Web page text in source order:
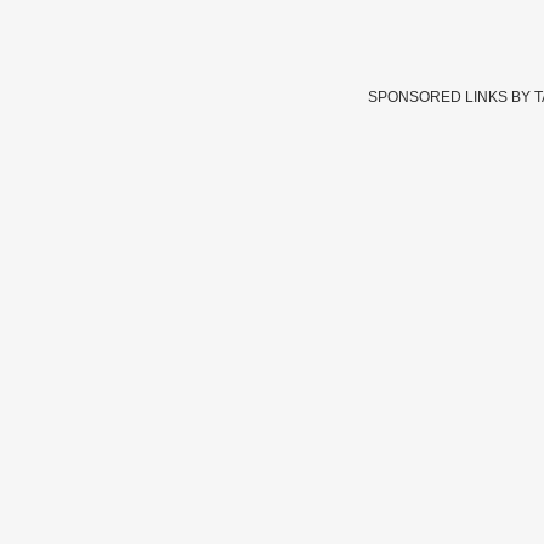
SPONSORED LINKS BY